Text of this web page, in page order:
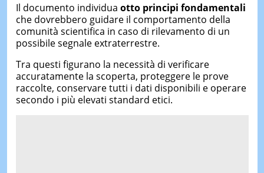
Il documento individua otto principi fondamentali
che dovrebbero guidare il comportamento della
comunità scientifica in caso di rilevamento di un
possibile segnale extraterrestre.
Tra questi figurano la necessità di verificare
accuratamente la scoperta, proteggere le prove
raccolte, conservare tutti i dati disponibili e operare
secondo i più elevati standard etici.